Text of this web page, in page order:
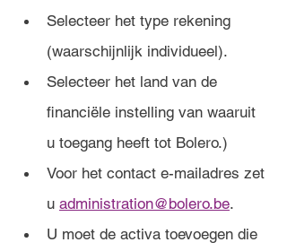
Selecteer het type rekening
(waarschijnlijk individueel).
Selecteer het land van de
financiële instelling van waaruit
u toegang heeft tot Bolero.)
Voor het contact e-mailadres zet
u administration@bolero.be.
U moet de activa toevoegen die